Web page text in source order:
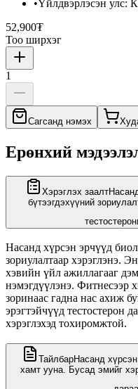
•Үйлдвэрлэсэн улс:
52,900₮
Тоо ширхэг
1
Сагсанд нэмэх
Ерөнхий
Хэрэглэх заалт
бүтээгдэхүүний
Насанд хүрсэн эрчүүд
зориулалтаар хэрэглэнэ.
хэвийн үйл ажиллагааг
нэмэгдүүлэнэ. Фитнесээр
зоринаас гадна нас ахиж
эрэгтэйчүүд тестостерон
хэрэглэхэд тохиромжтой.
ТайлбарНасанд
хамт ууна. Бусад эмийг